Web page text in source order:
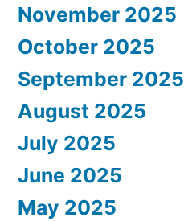
November 2025
October 2025
September 2025
August 2025
July 2025
June 2025
May 2025